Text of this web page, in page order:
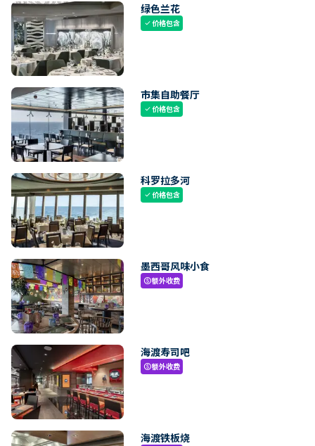
绿色兰花
check价格包含
市集自助餐厅
check价格包含
科罗拉多河
check价格包含
墨西哥风味小食
paid额外收费
海渡寿司吧
paid额外收费
海渡铁板烧